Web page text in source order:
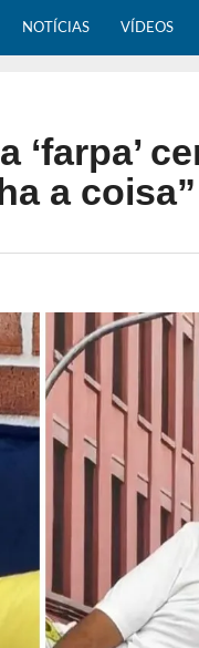
NOTÍCIAS VÍDEOS
‘farpa’
a coisa”